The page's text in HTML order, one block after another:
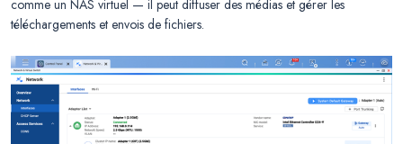
comme un NAS virtuel — il peut diffuser des médias et gérer les
téléchargements et envois de fichiers.